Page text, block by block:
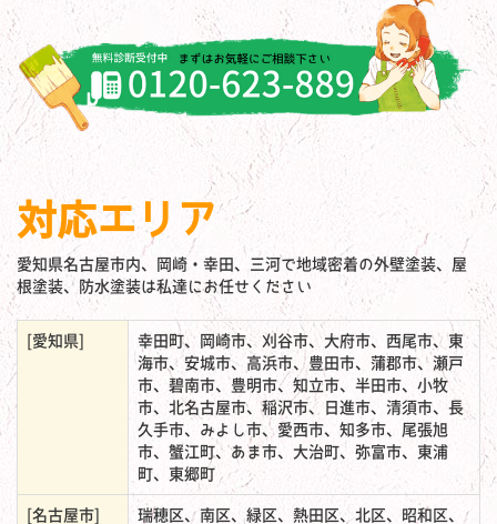
対応エリア
愛知県名古屋市内、岡崎・幸田、三河で地域密着の外壁塗装、屋
根塗装、防水塗装は私達にお任せください
[愛知県]
幸田町、岡崎市、刈谷市、大府市、西尾市、東
海市、安城市、高浜市、豊田市、蒲郡市、瀬戸
市、碧南市、豊明市、知立市、半田市、小牧
市、北名古屋市、稲沢市、日進市、清須市、長
久手市、みよし市、愛西市、知多市、尾張旭
市、蟹江町、あま市、大治町、弥富市、東浦
町、東郷町
[名古屋市]
瑞穂区、南区、緑区、熱田区、北区、昭和区、